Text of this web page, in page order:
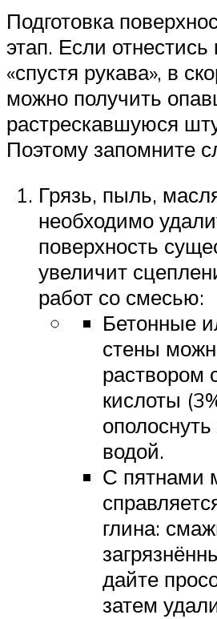
Подготовка
этап. Если отнестись
«спустя рукава», в
можно получить
растрескавшуюся
Поэтому запомните
Грязь, пыль,
необходимо
поверхность
увеличит
работ со смесью:
Бетонные
стены
раствором
кислоты
водой.
С пятнами
глина:
дайте
затем